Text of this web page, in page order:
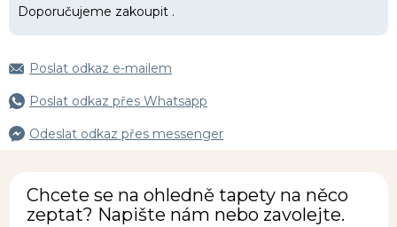
Doporučujeme zakoupit .
Poslat odkaz e-mailem
Poslat odkaz přes Whatsapp
Odeslat odkaz přes messenger
Chcete se na ohledně tapety na něco
zeptat? Napište nám nebo zavolejte.